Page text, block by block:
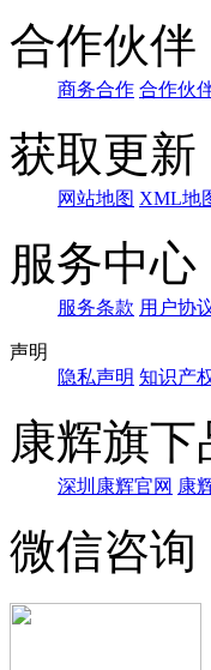
合作伙伴
商务合作 合作伙
获取更新
网站地图 XML地
服务中心
服务条款 用户协
声明
隐私声明 知识产
康辉旗下
深圳康辉官网 康
微信咨询